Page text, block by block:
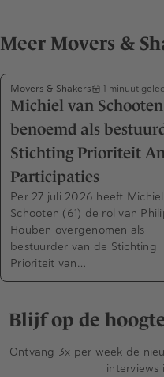
Meer Movers &
Movers & Shakers 1 minuut
Michiel van Schooten
benoemd als
Stichting Prioriteit
Participaties
Per 27 juli 2026 heeft
Schooten (61) de rol van
Houben overgenomen als
bestuurder van de Stichting
Prioriteit van…
Blijf op de
Ontvang 3x per week de
interviews